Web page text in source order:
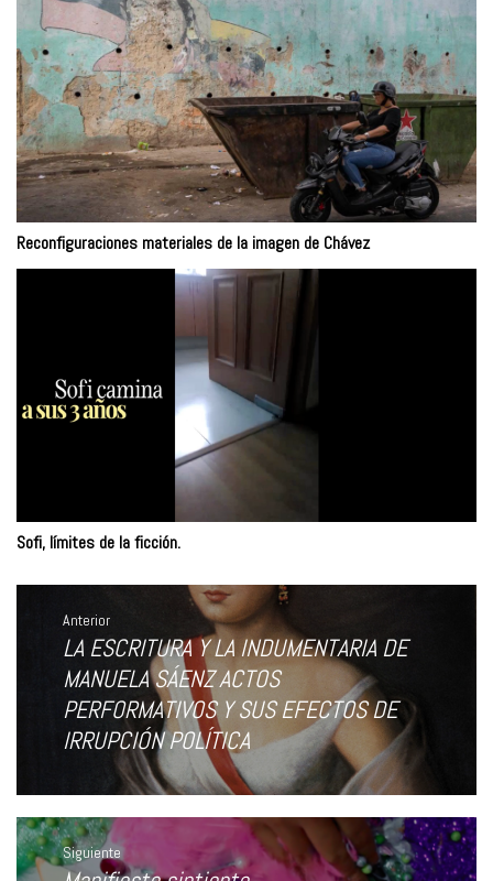
Reconfiguraciones materiales de la imagen de Chávez
Sofi, límites de la ficción.
Navegación
entradas
Anterior
Entrada
anterior:
LA ESCRITURA Y LA INDUMENTARIA DE
MANUELA SÁENZ ACTOS
PERFORMATIVOS Y SUS EFECTOS DE
IRRUPCIÓN POLÍTICA
Siguiente
Entrada